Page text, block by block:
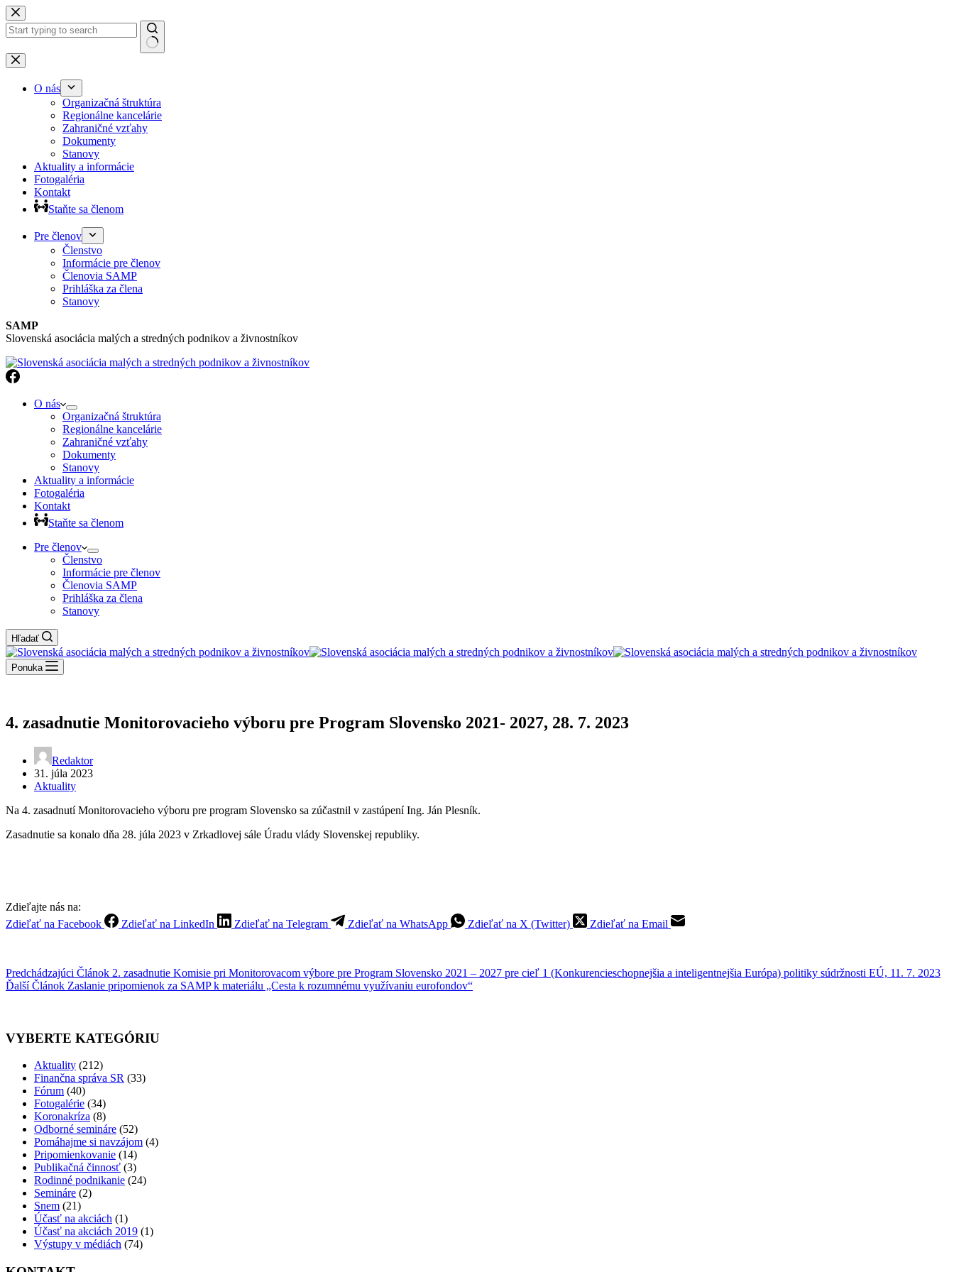
Preskočiť
na
obsah
Žiadne
výsledky
O nás
Organizačná štruktúra
Regionálne kancelárie
Zahraničné vzťahy
Dokumenty
Stanovy
Aktuality a informácie
Fotogaléria
Kontakt
Staňte sa členom
Pre členov
Členstvo
Informácie pre členov
Členovia SAMP
Prihláška za člena
Stanovy
SAMP
Slovenská asociácia malých a stredných podnikov a živnostníkov
O nás
Organizačná štruktúra
Regionálne kancelárie
Zahraničné vzťahy
Dokumenty
Stanovy
Aktuality a informácie
Fotogaléria
Kontakt
Staňte sa členom
Pre členov
Členstvo
Informácie pre členov
Členovia SAMP
Prihláška za člena
Stanovy
Hľadať
Ponuka
4. zasadnutie Monitorovacieho výboru pre Program Slovensko 2021- 2027, 28. 7. 2023
Redaktor
31. júla 2023
Aktuality
Na 4. zasadnutí Monitorovacieho výboru pre program Slovensko sa zúčastnil v zastúpení Ing. Ján Plesník.
Zasadnutie sa konalo dňa 28. júla 2023 v Zrkadlovej sále Úradu vlády Slovenskej republiky.
Zdieľajte nás na:
Zdieľať na Facebook
Zdieľať na LinkedIn Zdieľať na Telegram Zdieľať na WhatsApp Zdieľať na X (Twitter) Zdieľať na Email
Predchádzajúci Článok 2. zasadnutie Komisie pri Monitorovacom výbore pre Program Slovensko 2021 – 2027 pre cieľ 1 (Konkurencieschopnejšia a inteligentnejšia Európa) politiky súdržnosti EÚ, 11. 7. 2023
ĎalšíČlánok Zaslanie pripomienok za SAMP k materiálu „Cesta k rozumnému využívaniu eurofondov“
VYBERTE KATEGÓRIU
Aktuality (212)
Finančna správa SR (33)
Fórum (40)
Fotogalérie (34)
Koronakríza (8)
Odborné semináre (52)
Pomáhajme si navzájom (4)
Pripomienkovanie (14)
Publikačná činnosť (3)
Rodinné podnikanie (24)
Semináre (2)
Snem (21)
Účasť na akciách (1)
Účasť na akciách 2019 (1)
Výstupy v médiách (74)